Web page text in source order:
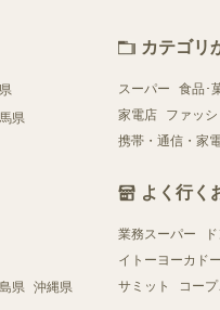
県
県 沖縄県
カテゴリ
スーパー 食品･
家電店
ファッ
携帯・通信・家
よく行く
業務スーパー
イトーヨーカドー
サミット
コー